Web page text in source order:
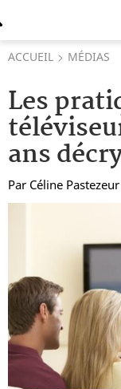
ACCUEIL MÉDIAS
Les
ans
Par Céline Pastezeur